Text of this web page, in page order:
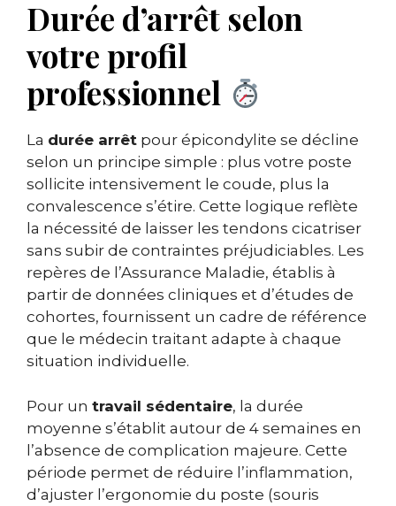
Durée d’arrêt selon
votre profil
professionnel
La durée arrêt pour épicondylite se décline
selon un principe simple : plus votre poste
sollicite intensivement le coude, plus la
convalescence s’étire. Cette logique reflète
la nécessité de laisser les tendons cicatriser
sans subir de contraintes préjudiciables. Les
repères de l’Assurance Maladie, établis à
partir de données cliniques et d’études de
cohortes, fournissent un cadre de référence
que le médecin traitant adapte à chaque
situation individuelle.
Pour un travail sédentaire, la durée
moyenne s’établit autour de 4 semaines en
l’absence de complication majeure. Cette
période permet de réduire l’inflammation,
d’ajuster l’ergonomie du poste (souris